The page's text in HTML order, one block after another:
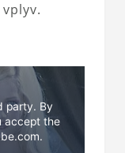
party. By
accept the